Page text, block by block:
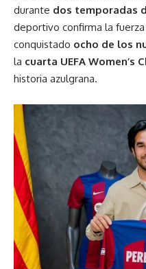
durante dos temporadas
deportivo confirma la
conquistado ocho de los
la cuarta UEFA Women’s
historia azulgrana.